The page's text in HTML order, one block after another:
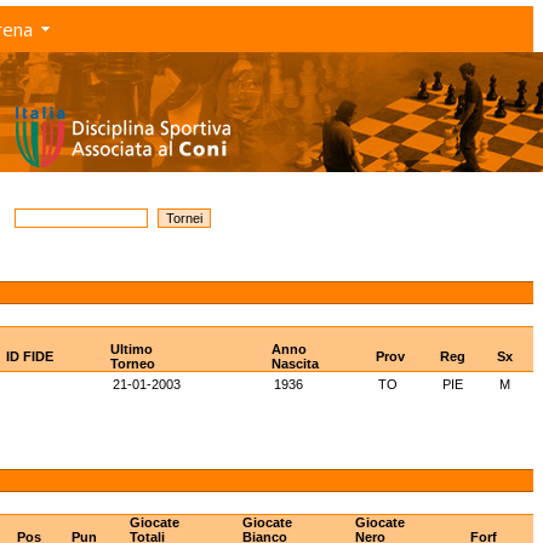
ID FIDE
Ultimo
Torneo
Anno
Nascita
Prov Reg
Sx
21-01-2003 1936 TO PIE
M
Pos Pun
Giocate
Totali
Giocate
Bianco
Giocate
Nero
Forf